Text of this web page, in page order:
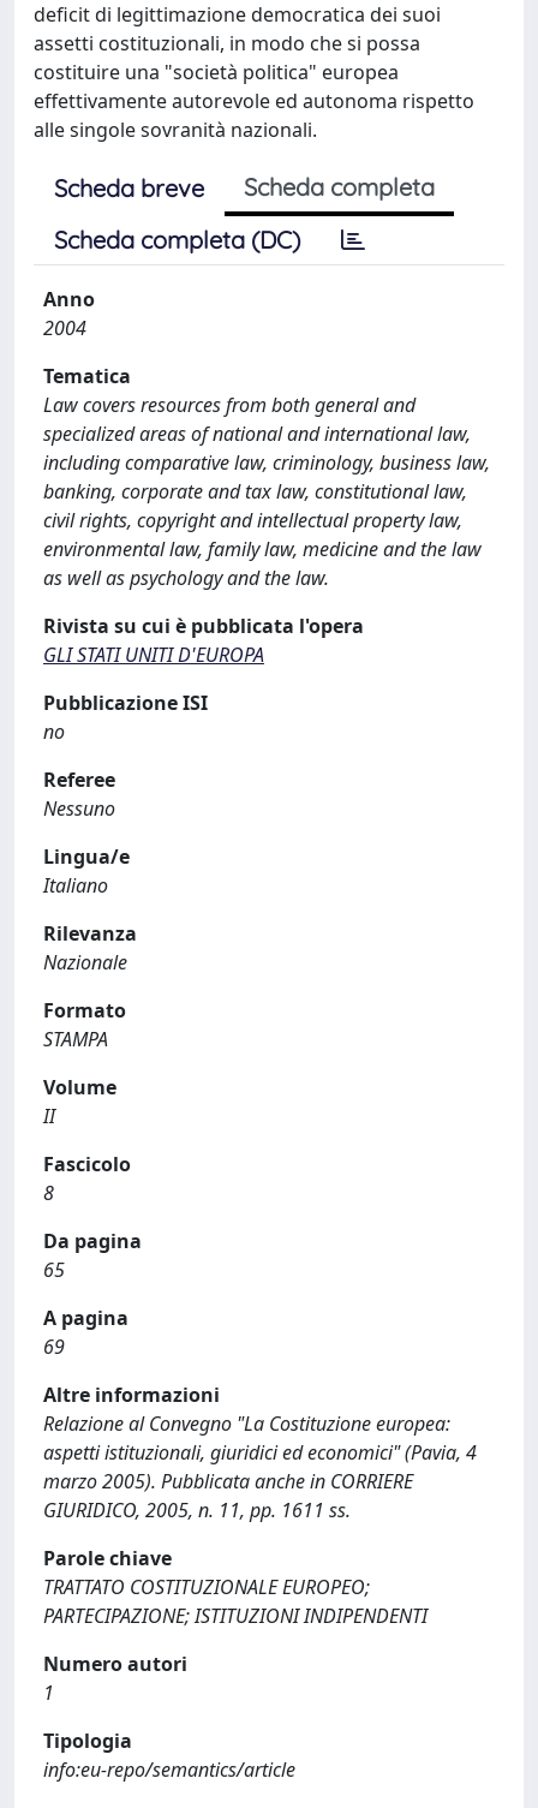
deficit di legittimazione democratica dei suoi
assetti costituzionali, in modo che si possa
costituire una "società politica" europea
effettivamente autorevole ed autonoma rispetto
alle singole sovranità nazionali.
Scheda breve
Scheda completa
Scheda completa (DC)
Anno
2004
Tematica
Law covers resources from both general and
specialized areas of national and international law,
including comparative law, criminology, business law,
banking, corporate and tax law, constitutional law,
civil rights, copyright and intellectual property law,
environmental law, family law, medicine and the law
as well as psychology and the law.
Rivista su cui è pubblicata l'opera
GLI STATI UNITI D'EUROPA
Pubblicazione ISI
no
Referee
Nessuno
Lingua/e
Italiano
Rilevanza
Nazionale
Formato
STAMPA
Volume
II
Fascicolo
8
Da pagina
65
A pagina
69
Altre informazioni
Relazione al Convegno "La Costituzione europea:
aspetti istituzionali, giuridici ed economici" (Pavia, 4
marzo 2005). Pubblicata anche in CORRIERE
GIURIDICO, 2005, n. 11, pp. 1611 ss.
Parole chiave
TRATTATO COSTITUZIONALE EUROPEO;
PARTECIPAZIONE; ISTITUZIONI INDIPENDENTI
Numero autori
1
Tipologia
info:eu-repo/semantics/article